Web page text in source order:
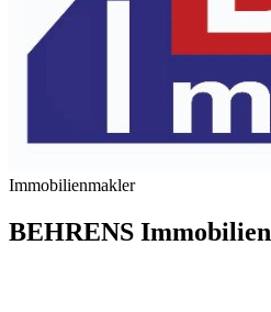
Immobilienmakler
BEHRENS Immobilien